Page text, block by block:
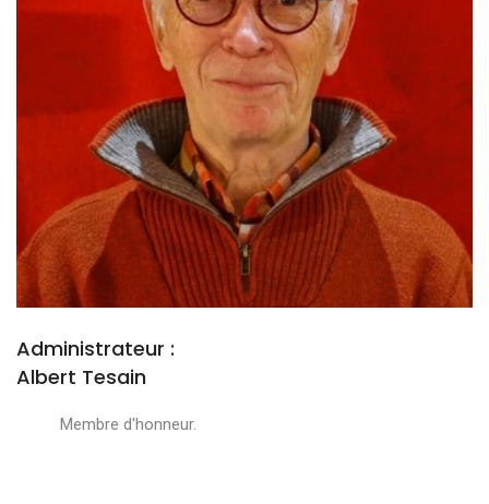
Administrateur :
Albert Tesain
Membre d'honneur.